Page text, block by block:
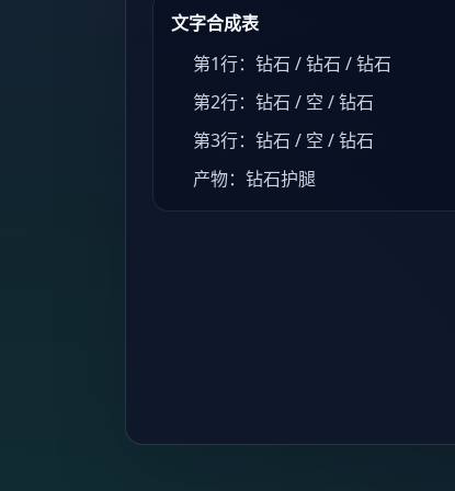
文字合成表
第1行：钻石 / 钻石 / 钻石
第2行：钻石 / 空 / 钻石
第3行：钻石 / 空 / 钻石
产物：钻石护腿